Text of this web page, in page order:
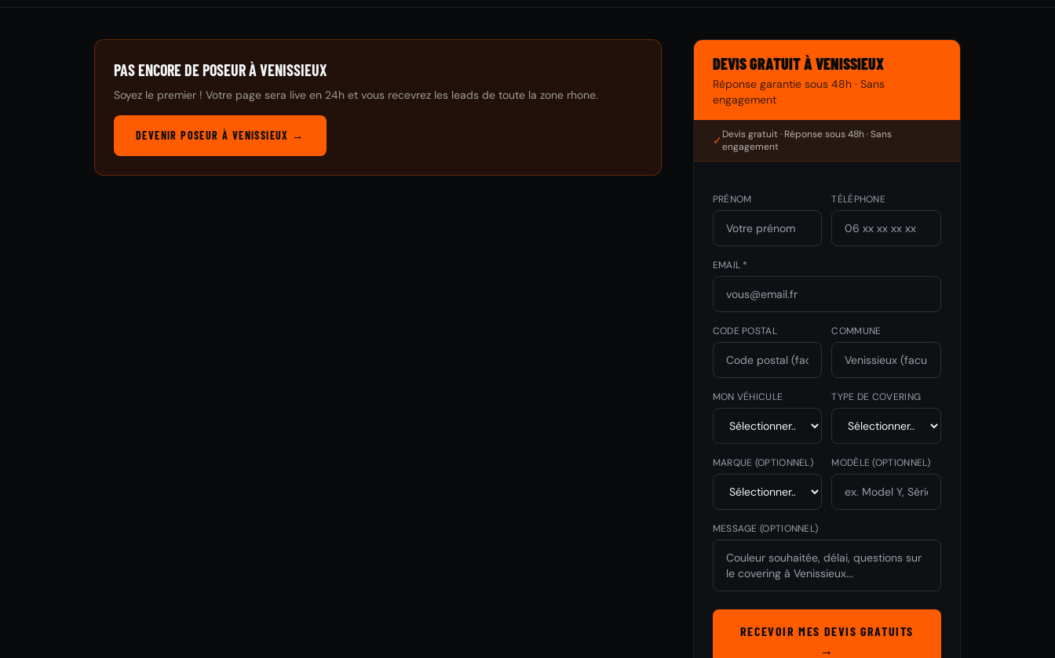
PAS ENCORE DE POSEUR À VENISSIEUX
Soyez le premier ! Votre page sera live en 24h et vous recevrez les leads de toute la zone rhone.
DEVENIR POSEUR À VENISSIEUX →
DEVIS GRATUIT À VENISSIEUX
Réponse garantie sous 48h · Sans
engagement
✓Devis gratuit · Réponse sous 48h · Sans
engagement
PRÉNOM TÉLÉPHONE
EMAIL *
CODE POSTAL COMMUNE
MON VÉHICULE TYPE DE COVERING
MARQUE (OPTIONNEL) MODÈLE(OPTIONNEL)
MESSAGE (OPTIONNEL)
RECEVOIR MES DEVIS GRATUITS
→